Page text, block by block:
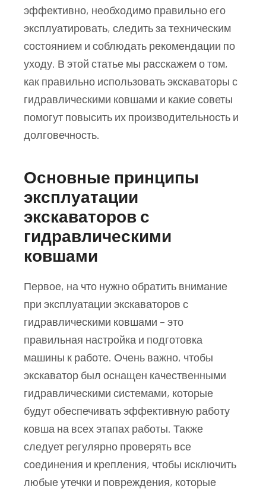
эффективно, необходимо правильно его
эксплуатировать, следить за техническим
состоянием и соблюдать рекомендации по
уходу. В этой статье мы расскажем о том,
как правильно использовать экскаваторы с
гидравлическими ковшами и какие советы
помогут повысить их производительность и
долговечность.
Основные принципы
эксплуатации
экскаваторов с
гидравлическими
ковшами
Первое, на что нужно обратить внимание
при эксплуатации экскаваторов с
гидравлическими ковшами – это
правильная настройка и подготовка
машины к работе. Очень важно, чтобы
экскаватор был оснащен качественными
гидравлическими системами, которые
будут обеспечивать эффективную работу
ковша на всех этапах работы. Также
следует регулярно проверять все
соединения и крепления, чтобы исключить
любые утечки и повреждения, которые